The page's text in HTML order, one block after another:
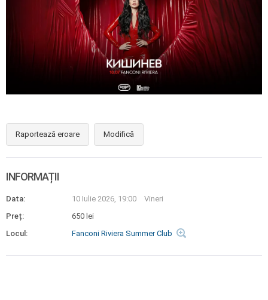
Raportează eroare Modifică
INFORMAȚII
Data: 10 Iulie 2026, 19:00
Vineri
Preț:
650 lei
Locul:
Fanconi Riviera Summer Club